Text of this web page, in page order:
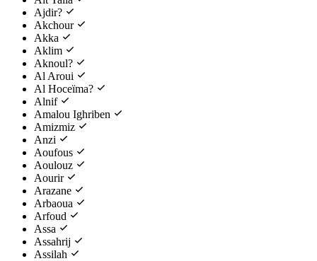
Ajdir?
Akchour
Akka
Aklim
Aknoul?
Al Aroui
Al Hoceïma?
Alnif
Amalou Ighriben
Amizmiz
Anzi
Aoufous
Aoulouz
Aourir
Arazane
Arbaoua
Arfoud
Assa
Assahrij
Assilah